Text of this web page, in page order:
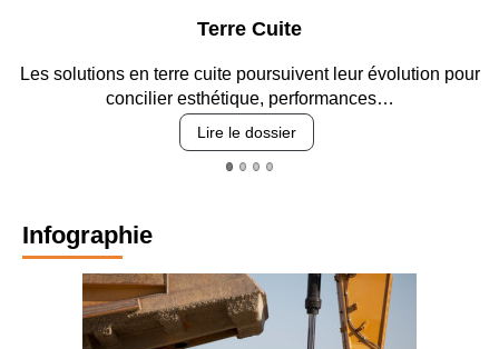
Terre Cuite
Les solutions en terre cuite poursuivent leur évolution pour
concilier esthétique, performances…
Lire le dossier
Infographie